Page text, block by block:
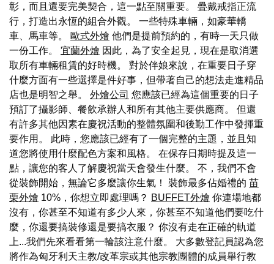
彰，而且還要完美契合，這一點至關重要。 疊戴戒指正流
行，打造出永恆的組合外觀。 一些特殊車輛，如豪華轎
車、馬車等。
歐式外燴 他們是提前預約的，有時一天只做
一份工作。 宜蘭外燴 因此，為了安全起見，現在是取消選
取所有車輛租賃的好時機。 對於伴娘來說，在重要日子穿
什麼方面有一些選擇是件好事，但帶著自己的想法走進精品
店也是明智之舉。 外燴公司 您應該已經為這個重要的日子
預訂了攝影師、餐飲承辦人和所有其他主要供應商。 但還
有許多其他因素在慶祝活動的整體氛圍和後勤工作中發揮重
要作用。 此時，您應該已經有了一個完整的主題，並且知
道您將使用什麼配色方案和風格。 在保存日期時提及這一
點，讓您的客人了解慶祝當天會發生什麼。 不，我們不會
從裝飾開始，無論它多麼讓你生氣！ 裝飾最多佔婚禮的 苗
栗外燴 10%，你想立即處理嗎？ BUFFET外燴 你連場地都
沒有，你甚至不知道有多少人來，你甚至不知道他們要吃什
麼，你還要搞裝修還是要搞衣服？ 你沒有走在正確的軌道
上...我們先來看看第一輪該注意什麼。 大多數登記員認為您
將作為匈牙利天主教/改革宗或其他宗教團體的成員舉行教